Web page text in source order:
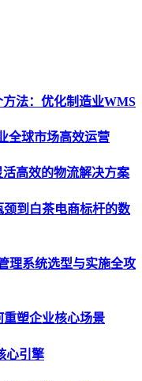
法：优化制造业WMS
全球市场高效运营
高效的物流解决方案
到白茶电商标杆的数
理系统选型与实施全攻
塑企业核心场景
心引擎